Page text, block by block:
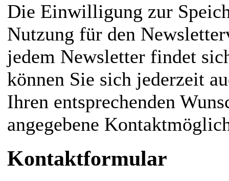
Die Einwilligung zur
Nutzung für den
jedem Newsletter findet
können Sie sich jederzeit
Ihren entsprechenden
angegebene
Kontaktformular